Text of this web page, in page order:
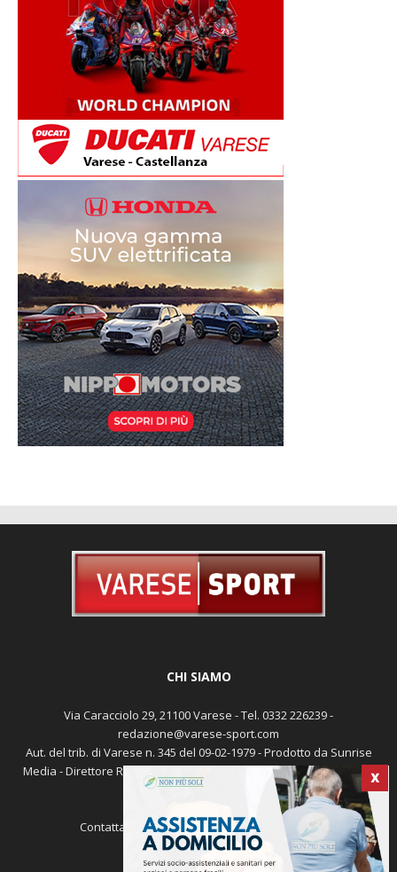
X
CHI SIAMO
Via Caracciolo 29, 21100 Varese - Tel. 0332 226239 -
redazione@varese-sport.com
Aut. del trib. di Varese n. 345 del 09-02-1979 - Prodotto da Sunrise
Media - Direttore Responsabile: Michele Marocco -Cookie policy
Pubblicità
Contattaci: redazione@varese-sport.com